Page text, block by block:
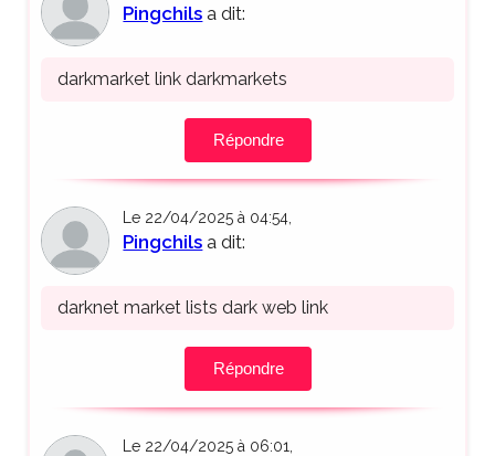
Pingchils a dit:
darkmarket link darkmarkets
Répondre
Le 22/04/2025 à 04:54,
Pingchils a dit:
darknet market lists dark web link
Répondre
Le 22/04/2025 à 06:01,